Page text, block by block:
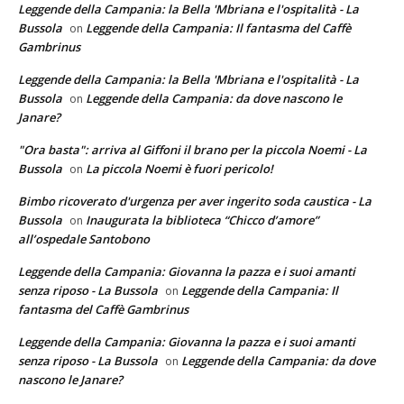
Leggende della Campania: la Bella 'Mbriana e l'ospitalità - La
Bussola on Leggende della Campania: Il fantasma del Caffè
Gambrinus
Leggende della Campania: la Bella 'Mbriana e l'ospitalità - La
Bussola on Leggende della Campania: da dove nascono le
Janare?
"Ora basta": arriva al Giffoni il brano per la piccola Noemi - La
Bussola on La piccola Noemi è fuori pericolo!
Bimbo ricoverato d'urgenza per aver ingerito soda caustica - La
Bussola on Inaugurata la biblioteca “Chicco d’amore”
all’ospedale Santobono
Leggende della Campania: Giovanna la pazza e i suoi amanti
senza riposo - La Bussola on Leggende della Campania: Il
fantasma del Caffè Gambrinus
Leggende della Campania: Giovanna la pazza e i suoi amanti
senza riposo - La Bussola on Leggende della Campania: da dove
nascono le Janare?